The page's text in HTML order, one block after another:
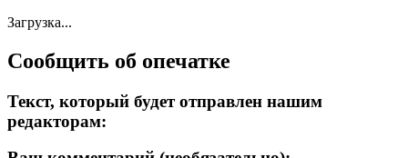
Загрузка...
Сообщить об опечатке
Текст, который будет отправлен нашим
редакторам: